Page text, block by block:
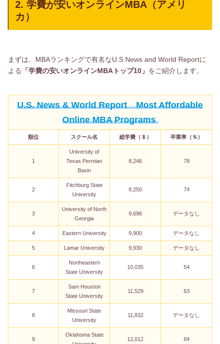
2. 学費が安いオンラインMBA（アメリ
カ）
まずは、MBAランキングで有名なU.S News and World Reportに
よる
「学費の安いオンラインMBAトップ10」 をご紹介します。
U.S. News & World Report Most Affordable
Online MBA Programs
順位 スクール名 総学費（＄） 卒業率（％）
1
University of
Texas Permian
Basin
8,246 78
2
Fitchburg State
University
8,250 74
3
University of North
Georgia
9,696 データなし
4 Eastern University 9,900 データなし
5 Lamar University 9,930 データなし
6
Northeastern
State University
10,035 54
7
Sam Houston
State University
11,529 63
8
Missouri State
University
11,832 データなし
9
Oklahoma State
12,012 84